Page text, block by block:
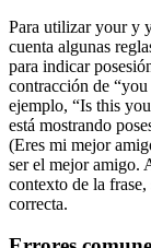
Para utilizar your y
cuenta algunas
para indicar
contracción de
ejemplo, “Is this
está mostrando
(Eres mi mejor
ser el mejor amigo.
contexto de la
correcta.